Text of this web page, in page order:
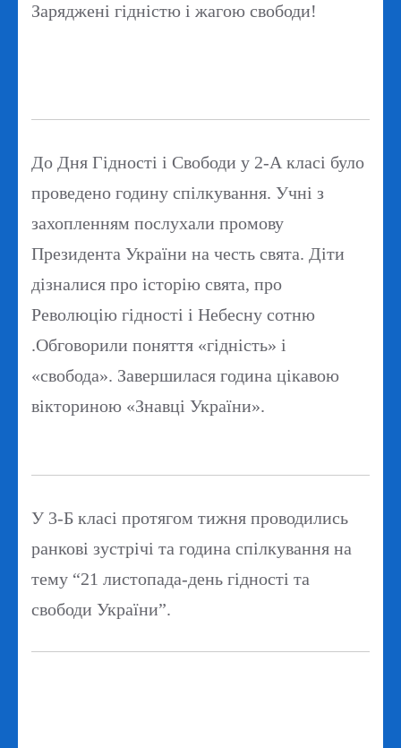
Заряджені гідністю і жагою свободи!
До Дня Гідності і Свободи у 2-А класі було
проведено годину спілкування. Учні з
захопленням послухали промову
Президента України на честь свята. Діти
дізналися про історію свята, про
Революцію гідності і Небесну сотню
.Обговорили поняття «гідність» і
«свобода». Завершилася година цікавою
вікториною «Знавці України».
У 3-Б класі протягом тижня проводились
ранкові зустрічі та година спілкування на
тему “21 листопада-день гідності та
свободи України”.